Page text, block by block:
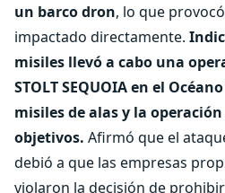
un barco dron, lo que
impactado directamente.
misiles llevó a cabo una
STOLT SEQUOIA en el
misiles de alas y la
objetivos. Afirmó que el
debió a que las empresas
violaron la decisión de